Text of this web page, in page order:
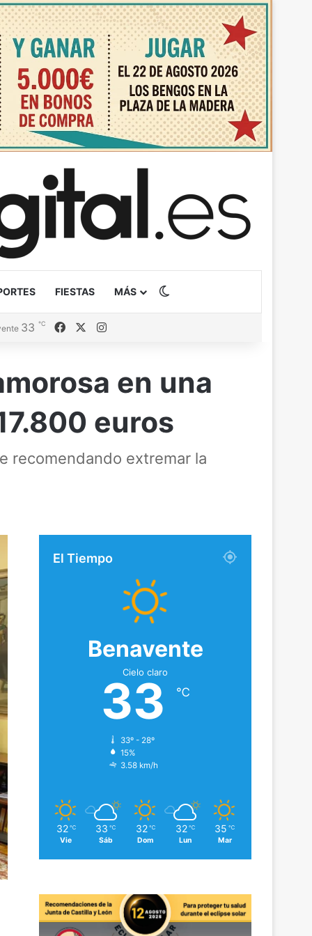
FIESTAS MÁS
33 ℃ FacebookInstagram
en una
euros
recomendando extremar la
El Tiempo
Benavente
Cielo claro
33 ℃
33º - 28º
15%
3.58 km/h
32 ℃
Vie
33 ℃
Sáb
32 ℃
Dom
32 ℃
Lun
35 ℃
Mar